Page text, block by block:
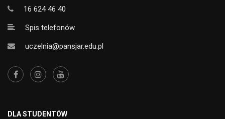
16 624 46 40
Spis telefonów
uczelnia@pansjar.edu.pl
DLA STUDENTÓW